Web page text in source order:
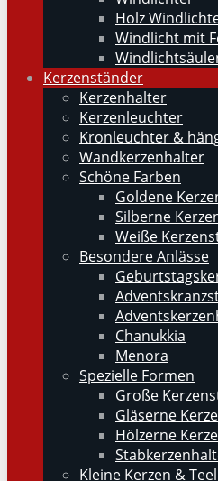
Holz
Windlicht mit
Kerzenständer
Kerzenhalter
Kerzenleuchter
Kronleuchter &
Wandkerzenhalter
Schöne Farben
Goldene
Silberne
Weiße
Besondere Anlässe
Chanukkia
Menora
Spezielle Formen
Große
Gläserne
Hölzerne
Kleine Kerzen &